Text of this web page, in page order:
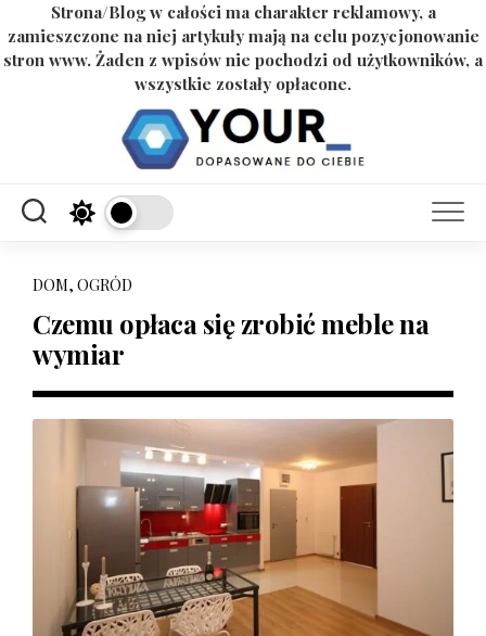
Strona/Blog w całości ma charakter reklamowy, a
zamieszczone na niej artykuły mają na celu pozycjonowanie
stron www. Żaden z wpisów nie pochodzi od użytkowników, a
wszystkie zostały opłacone.
DOM, OGRÓD
Czemu opłaca się zrobić meble na
wymiar